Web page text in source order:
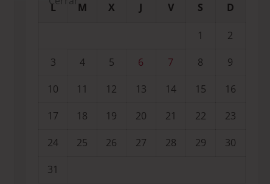
L M X J V S D
1
2
3
4 5 6 7 8
9
10
11 12 13 14 15
16
17
18 19 20 21 22
23
24
25 26 27 28 29
30
31